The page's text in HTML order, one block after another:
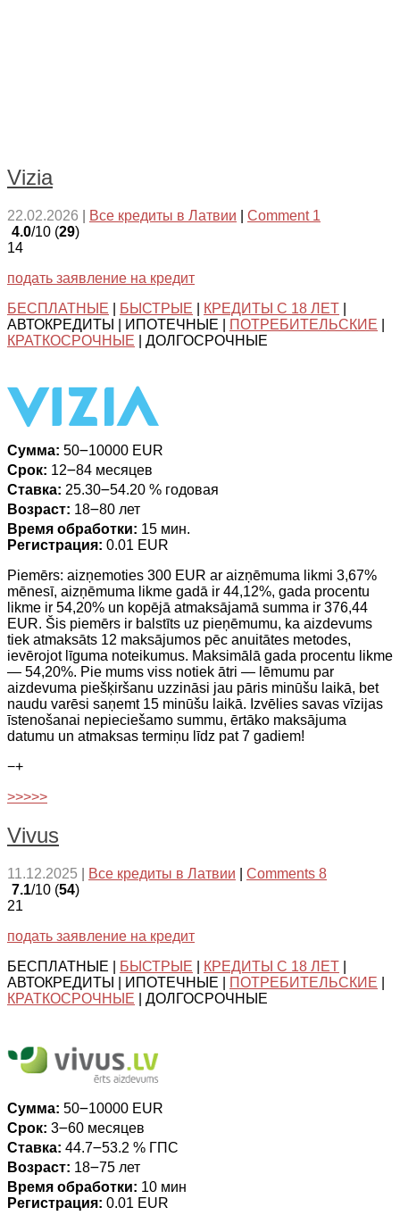
Vizia
22.02.2026 Все кредиты в Латвии
Comment 1
4.0/10 (29)
14
подать заявление на кредит
БЕСПЛАТНЫЕ
БЫСТРЫЕ КРЕДИТЫ С 18 ЛЕТ
АВТОКРЕДИТЫ | ИПОТЕЧНЫЕ |
ПОТРЕБИТЕЛЬСКИЕ
КРАТКОСРОЧНЫЕ | ДОЛГОСРОЧНЫЕ
Сумма: 50౼10000 EUR
Срок: 12౼84 месяцев
Ставка: 25.30౼54.20 % годовая
Возраст: 18౼80 лет
Время обработки: 15 мин.
Регистрация: 0.01 EUR
Piemērs: aizņemoties 300 EUR ar aizņēmuma likmi 3,67%
mēnesī, aizņēmuma likme gadā ir 44,12%, gada procentu
likme ir 54,20% un kopējā atmaksājamā summa ir 376,44
EUR. Šis piemērs ir balstīts uz pieņēmumu, ka aizdevums
tiek atmaksāts 12 maksājumos pēc anuitātes metodes,
ievērojot līguma noteikumus. Maksimālā gada procentu likme
— 54,20%. Pie mums viss notiek ātri — lēmumu par
aizdevuma piešķiršanu uzzināsi jau pāris minūšu laikā, bet
naudu varēsi saņemt 15 minūšu laikā. Izvēlies savas vīzijas
īstenošanai nepieciešamo summu, ērtāko maksājuma
datumu un atmaksas termiņu līdz pat 7 gadiem!
−+
>>>>>
Vivus
11.12.2025 Все кредиты в Латвии
Comments 8
7.1/10 (54)
21
подать заявление на кредит
БЕСПЛАТНЫЕ |
БЫСТРЫЕ КРЕДИТЫ С 18 ЛЕТ
АВТОКРЕДИТЫ | ИПОТЕЧНЫЕ |
ПОТРЕБИТЕЛЬСКИЕ
КРАТКОСРОЧНЫЕ | ДОЛГОСРОЧНЫЕ
Сумма: 50౼10000 EUR
Срок: 3౼60 месяцев
Ставка: 44.7౼53.2 % ГПС
Возраст: 18౼75 лет
Время обработки: 10 мин
Регистрация: 0.01 EUR